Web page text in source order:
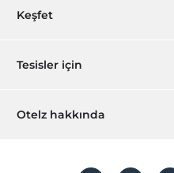
Rezervasyon yönet
Keşfet
Hediye Kart
Tesisler için
Hemen tesisinizi ekleyin
Otelz hakkında